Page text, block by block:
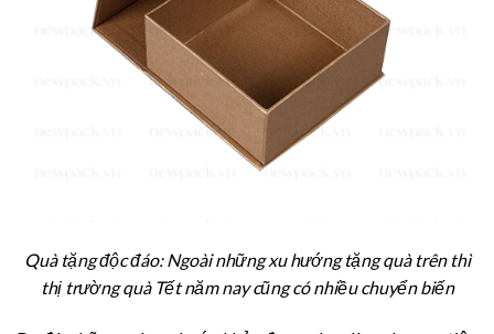
Quà tặng độc đáo: Ngoài những xu hướng tặng quà trên thì
thị trường quà Tết năm nay cũng có nhiều chuyển biến